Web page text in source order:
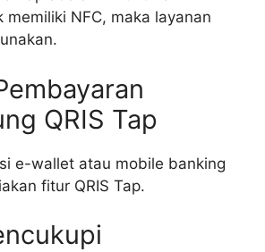
memiliki NFC, maka layanan
QRIS Tap
e-wallet atau mobile banking
fitur QRIS Tap.